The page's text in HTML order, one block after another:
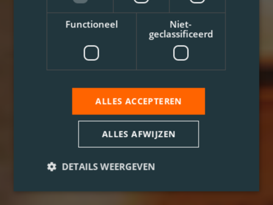
Functioneel
Niet-
geclassificeerd
ALLES ACCEPTEREN
ALLES AFWIJZEN
DETAILS WEERGEVEN